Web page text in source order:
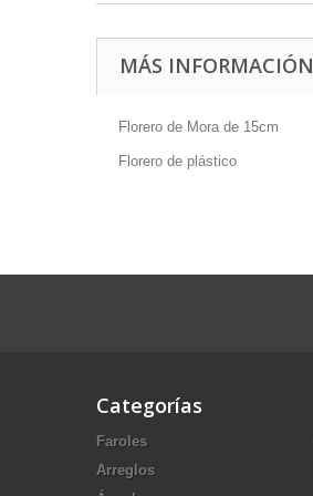
MÁS INFORMACIÓN
Florero de Mora de 15cm
Florero de plástico
Categorías
Faroles
Arreglos